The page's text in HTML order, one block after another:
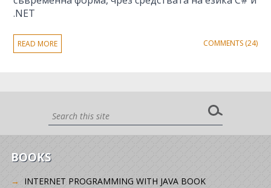
.NET
READ MORE COMMENTS (24)
BOOKS
INTERNET PROGRAMMING WITH JAVA BOOK